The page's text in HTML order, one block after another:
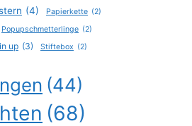
(4) Papierkette (2)
Popupschmetterlinge (2)
up (3) Stiftebox (2)
(44)
(68)